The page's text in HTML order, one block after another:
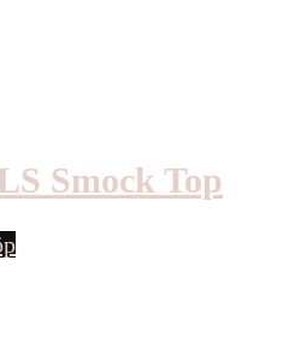
Smock Top